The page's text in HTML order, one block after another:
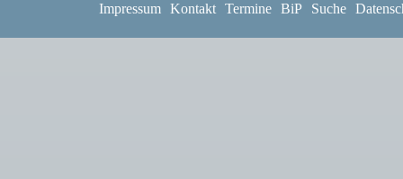
Treffer 687 bis 693 von 878
Impressum Kontakt Termine BiP Suche